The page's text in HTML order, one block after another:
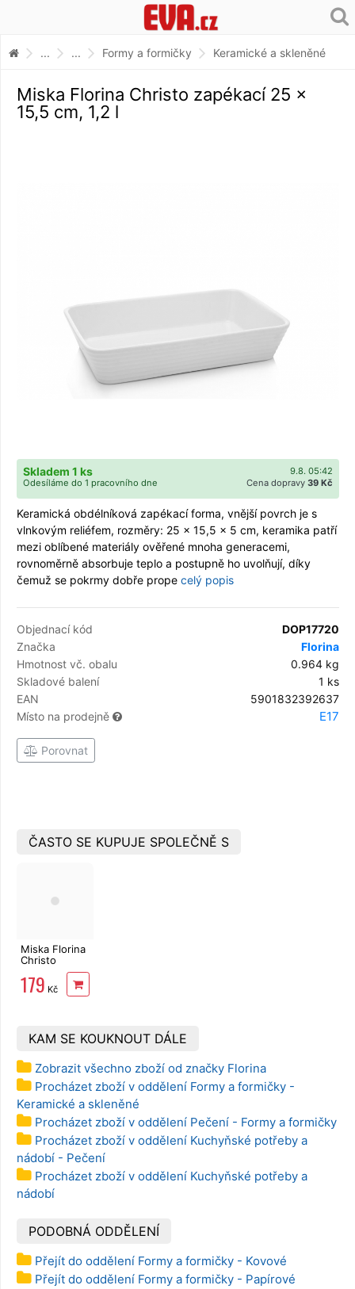
... ... Formy a formičky Keramické a skleněné
Miska Florina Christo zapékací 25 x
15,5 cm, 1,2 l
9.8. 05:42
Skladem 1 ks
Cena dopravy 39 Kč
Odesíláme do 1 pracovního dne
Keramická obdélníková zapékací forma, vnější povrch je s
vlnkovým reliéfem, rozměry: 25 x 15,5 x 5 cm, keramika patří
mezi oblíbené materiály ověřené mnoha generacemi,
rovnoměrně absorbuje teplo a postupně ho uvolňují, díky
čemuž se pokrmy dobře prope celý popis
Objednací kód
DOP17720
Značka
Florina
Hmotnost vč. obalu
0.964 kg
Skladové balení
1 ks
EAN
5901832392637
Místo na prodejně
E17
Porovnat
ČASTO SE KUPUJE SPOLEČNĚ S
Miska Florina
Christo
zapékací 30
x 20 cm, 2 l
179 Kč
KAM SE KOUKNOUT DÁLE
Zobrazit všechno zboží od značky Florina
Procházet zboží v oddělení Formy a formičky -
Keramické a skleněné
Procházet zboží v oddělení Pečení - Formy a formičky
Procházet zboží v oddělení Kuchyňské potřeby a
nádobí - Pečení
Procházet zboží v oddělení Kuchyňské potřeby a
nádobí
PODOBNÁ ODDĚLENÍ
Přejít do oddělení Formy a formičky - Kovové
Přejít do oddělení Formy a formičky - Papírové